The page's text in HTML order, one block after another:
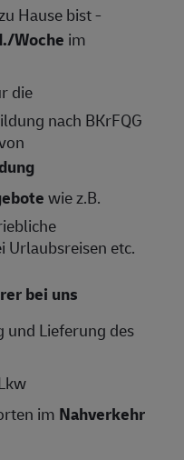
Hause bist -
Woche im
die
nach BKrFQG
wie z.B.
Urlaubsreisen etc.
bei uns
und Lieferung des
im Nahverkehr